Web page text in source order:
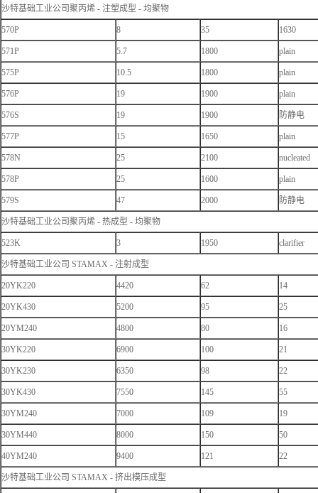
沙特基础工业公司聚丙烯 - 注塑成型 - 均聚物
570P 8 35 1630
571P 5.7 1800 plain
575P 10.5 1800 plain
576P 19 1900 plain
576S 19 1900 防静电
577P 15 1650 plain
578N 25 2100 nucleated
578P 25 1600 plain
579S 47 2000 防静电
沙特基础工业公司聚丙烯 - 热成型 - 均聚物
523K 3 1950 clarifier
沙特基础工业公司 STAMAX - 注射成型
20YK220 4420 62 14
20YK430 5200 95 25
20YM240 4800 80 16
30YK220 6900 100 21
30YK230 6350 98 22
30YK430 7550 145 55
30YM240 7000 109 19
30YM440 8000 150 50
40YM240 9400 121 22
沙特基础工业公司 STAMAX - 挤出模压成型